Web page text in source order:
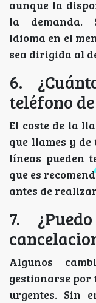
aunque la
la demanda.
idioma en el
sea dirigida al
6.
teléfono
El coste de la
que llames y
líneas pueden
que es
antes de
7.
Algunos
gestionarse por
urgentes. Sin